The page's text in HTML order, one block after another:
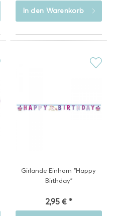
In den Warenkorb
Girlande Einhorn "Happy
Birthday"
2,95 € *